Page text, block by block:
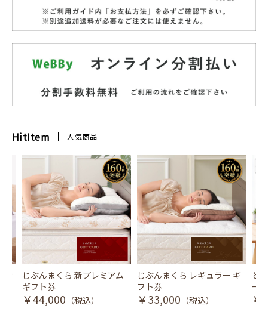
HitItem 人気商品
冷
じぶんまくら 新プレミアム
ギフト券
￥44,000 （税込）
じぶんまくら レギュラー ギ
フト券
￥33,000 （税込）
と
ース
￥